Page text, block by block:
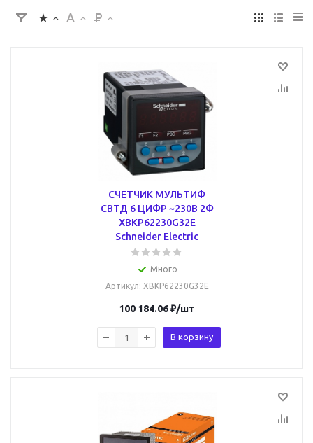
СЧЕТЧИК МУЛЬТИФ
СВТД 6 ЦИФР ~230В 2Ф
XBKP62230G32E
Schneider Electric
Много
Артикул: XBKP62230G32E
100 184.06₽/шт
В корзину